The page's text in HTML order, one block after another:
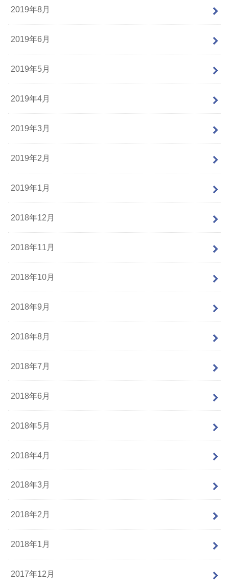
2019年8月
2019年6月
2019年5月
2019年4月
2019年3月
2019年2月
2019年1月
2018年12月
2018年11月
2018年10月
2018年9月
2018年8月
2018年7月
2018年6月
2018年5月
2018年4月
2018年3月
2018年2月
2018年1月
2017年12月